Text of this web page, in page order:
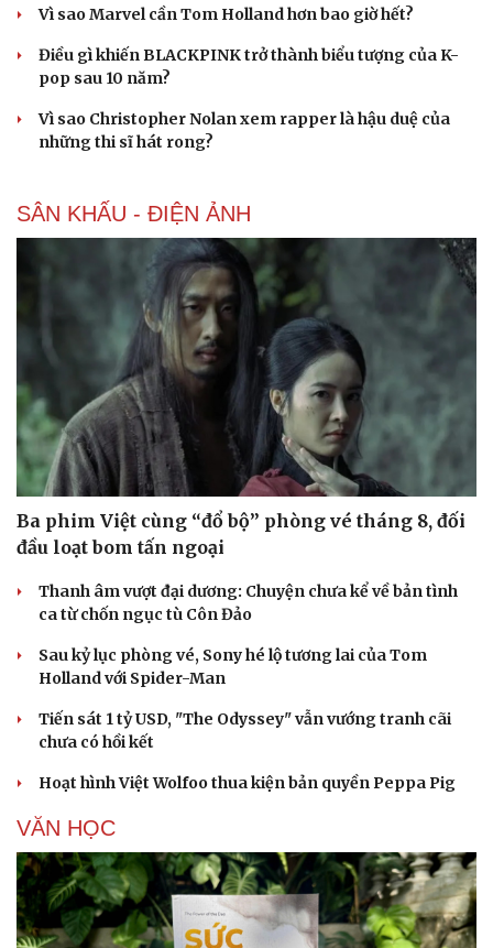
Du lịch
Tư vấn
Săn Tour
Câu chuyện thời sự
Kể chuyện cho bé
Vì sao Marvel cần Tom Holland hơn bao giờ hết?
Điều gì khiến BLACKPINK trở thành biểu tượng của K-
pop sau 10 năm?
Vì sao Christopher Nolan xem rapper là hậu duệ của
những thi sĩ hát rong?
SÂN KHẤU - ĐIỆN ẢNH
Ba phim Việt cùng “đổ bộ” phòng vé tháng 8, đối
đầu loạt bom tấn ngoại
Thanh âm vượt đại dương: Chuyện chưa kể về bản tình
ca từ chốn ngục tù Côn Đảo
Sau kỷ lục phòng vé, Sony hé lộ tương lai của Tom
Holland với Spider-Man
Tiến sát 1 tỷ USD, "The Odyssey" vẫn vướng tranh cãi
chưa có hồi kết
Hoạt hình Việt Wolfoo thua kiện bản quyền Peppa Pig
VĂN HỌC